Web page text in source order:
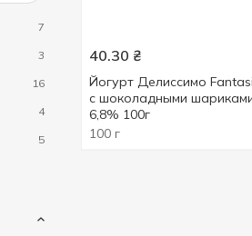
7
3
16
4
5
1
40.30 ₴
Йогурт Делиссимо
с шоколадными
6,8% 100г
100 г